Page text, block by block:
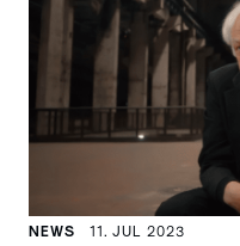
NEWS 11. JUL 2023